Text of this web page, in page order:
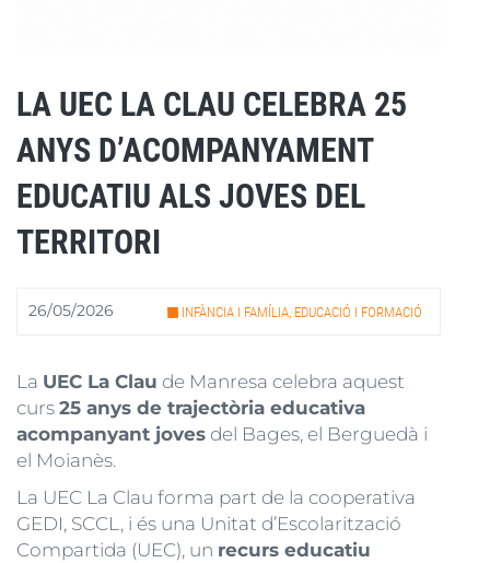
LA UEC LA CLAU CELEBRA 25
ANYS D’ACOMPANYAMENT
EDUCATIU ALS JOVES DEL
TERRITORI
26/05/2026 INFÀNCIA I FAMÍLIA, EDUCACIÓ I FORMACIÓ
La UEC La Clau de Manresa celebra aquest
curs 25 anys de trajectòria educativa
acompanyant joves del Bages, el Berguedà i
el Moianès.
La UEC La Clau forma part de la cooperativa
GEDI, SCCL, i és una Unitat d’Escolarització
Compartida (UEC), un recurs educatiu